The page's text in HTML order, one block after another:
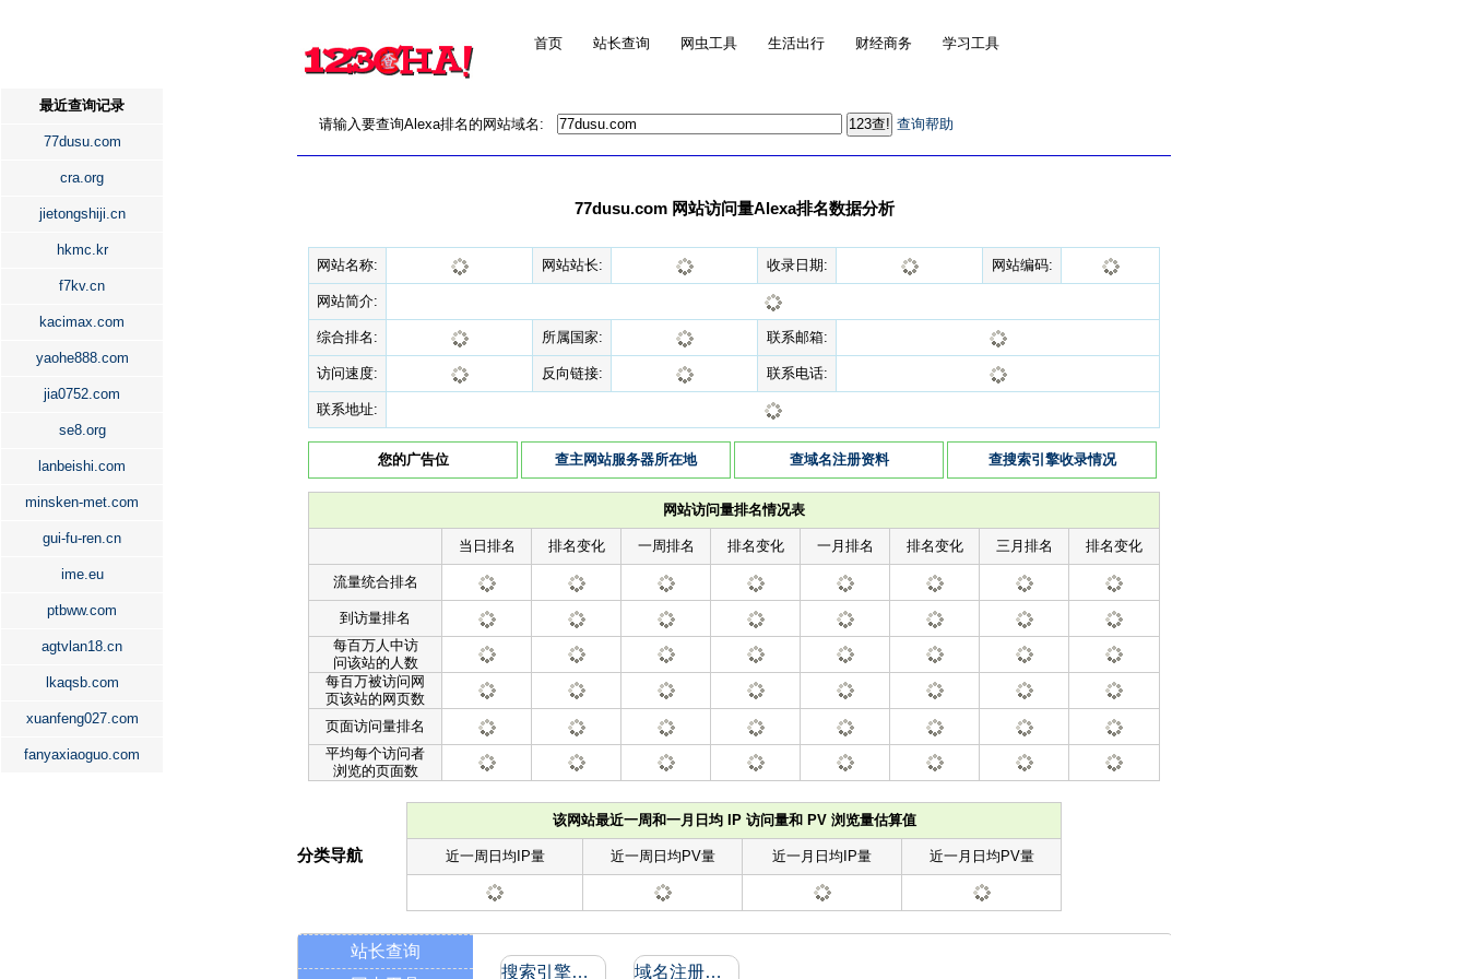
首页 站长查询 网虫工具 生活出行 财经商务 学习工具
最近查询记录
77dusu.com
cra.org
jietongshiji.cn
hkmc.kr
f7kv.cn
kacimax.com
yaohe888.com
jia0752.com
se8.org
lanbeishi.com
minsken-met.com
gui-fu-ren.cn
ime.eu
ptbww.com
agtvlan18.cn
lkaqsb.com
xuanfeng027.com
fanyaxiaoguo.com
请输入要查询Alexa排名的网站域名: 查询帮助
77dusu.com 网站访问量Alexa排名数据分析
网站名称: 网站站长: 收录日期: 网站编码:
网站简介:
综合排名: 所属国家: 联系邮箱:
访问速度: 反向链接: 联系电话:
联系地址:
您的广告位 查主网站服务器所在地 查域名注册资料 查搜索引擎收录情况
网站访问量排名情况表
当日排名 排名变化 一周排名 排名变化 一月排名 排名变化 三月排名 排名变化
流量统合排名
到访量排名
每百万人中访
问该站的人数
每百万被访问网
页该站的网页数
页面访问量排名
平均每个访问者
浏览的页面数
该网站最近一周和一月日均 IP 访问量和 PV 浏览量估算值
近一周日均IP量 近一周日均PV量 近一月日均IP量 近一月日均PV量
分类导航
站长查询
搜索引擎收录和反向链接 域名注册信息